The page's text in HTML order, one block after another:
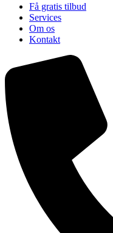
Få gratis tilbud
Services
Om os
Kontakt